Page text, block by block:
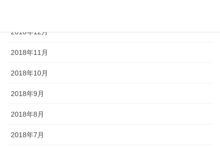
2018年12月
2018年11月
2018年10月
2018年9月
2018年8月
2018年7月